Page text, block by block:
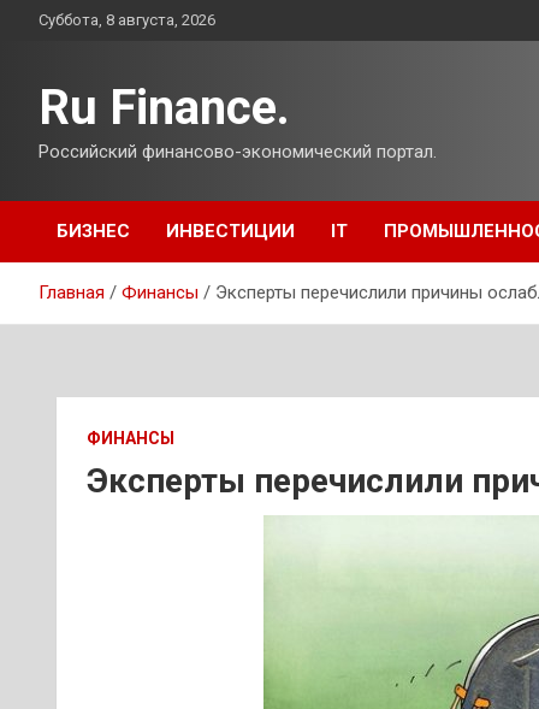
ПерейтиСуббота, 8 августа, 2026
Ru Finance.
Российский финансово-экономический портал.
БИЗНЕС ИНВЕСТИЦИИ IT
Главная Финансы Эксперты перечислили причины
ФИНАНСЫ
Эксперты перечислили